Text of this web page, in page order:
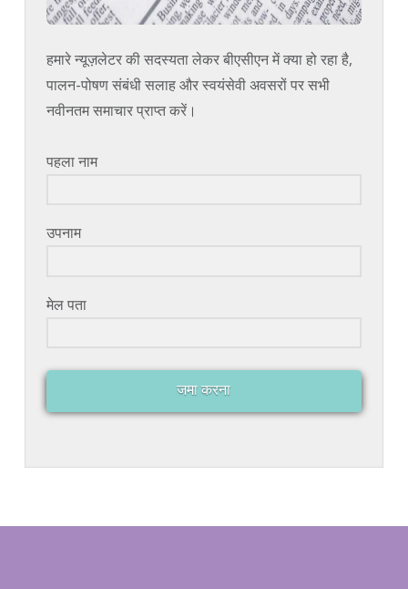
हमारे न्यूज़लेटर की सदस्यता लेकर बीएसीएन में क्या हो रहा है,
पालन-पोषण संबंधी सलाह और स्वयंसेवी अवसरों पर सभी
नवीनतम समाचार प्राप्त करें।
पहला नाम
उपनाम
मेल पता
जमा करना